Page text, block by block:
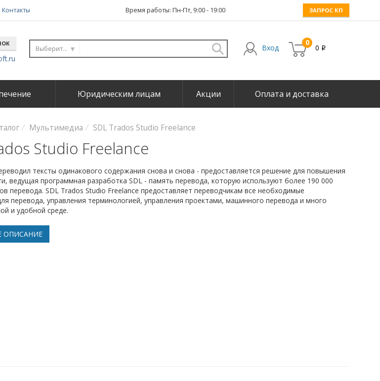
Контакты Время работы: Пн-Пт, 9:00 - 19:00 ЗАПРОС КП
Выберите... Вход
0
0 i
Юридическим лицам Акции Оплата и доставка
Мультимедиа SDL Trados Studio Freelance
Studio Freelance
тексты одинакового содержания снова и снова - предоставляется решение для повышения
ведущая программная разработка SDL - память перевода, которую используют более 190 000
перевода. SDL Trados Studio Freelance предоставляет переводчикам все необходимые
перевода, управления терминологией, управления проектами, машинного перевода и много
и удобной среде.
ОПИСАНИЕ